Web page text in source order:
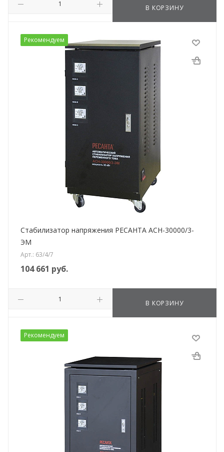
В КОРЗИНУ
Рекомендуем
Стабилизатор напряжения РЕСАНТА АСН-30000/3-
ЭМ
Арт.: 63/4/7
104 661 руб.
В КОРЗИНУ
Рекомендуем